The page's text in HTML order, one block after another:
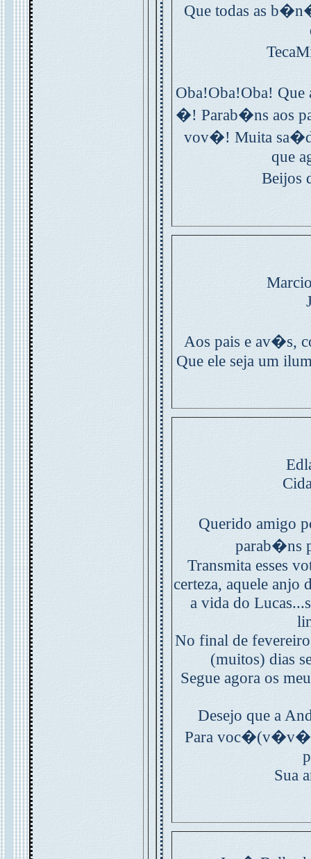
Que todas as
Oba!Oba!Oba!
�! Parab�ns aos
vov�! Muita
que
Beijos
Aos pais e av�s,
Que ele seja um
Querido amigo
parab�ns
Transmita esses
certeza, aquele anjo
a vida do
No final de
(muitos) dias
Segue agora os
Desejo que a
Para voc�(v�v�
Sua